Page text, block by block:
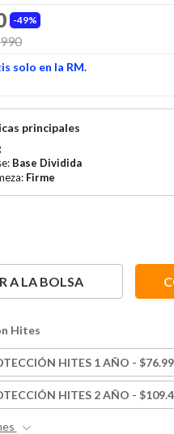
49%
to
solo en la RM.
principales
Base Dividida
Firme
A LA BOLSA
Hites
HITES 1 AÑO -
HITES 2 AÑO -